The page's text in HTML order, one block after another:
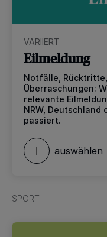
VARIIERT
Eilmeldung
Notfälle,
Überraschungen:
relevante
NRW,
passiert.
auswählen
SPORT